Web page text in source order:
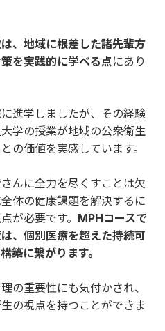
、地域に根差した諸先輩方
を実践的に学べる点にあり
進学しましたが、その経験
学の授業が地域の公衆衛生
の価値を実感しています。
んに全力を尽くすことは欠
体の健康課題を解決するに
が必要です。 MPHコースで
、個別医療を超えた持続可
築に繋がります。
の重要性にも気付かされ、
の視点を持つことができま